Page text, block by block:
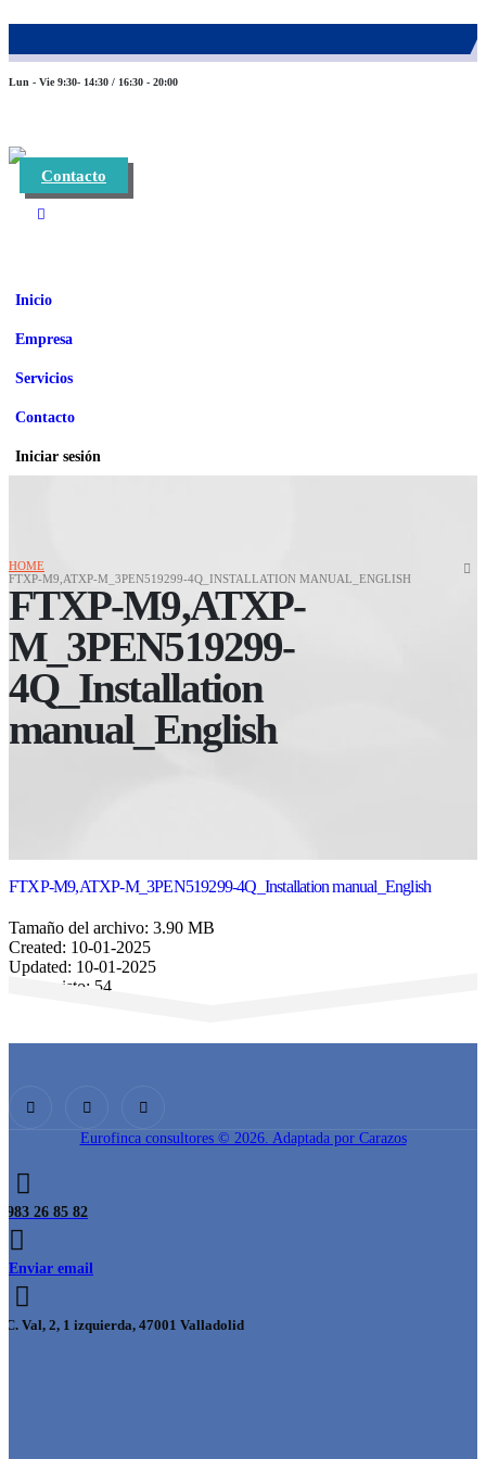
Lun - Vie 9:30- 14:30 / 16:30 - 20:00
Contacto
Inicio
Empresa
Servicios
Contacto
Iniciar sesión
HOME
FTXP-M9,ATXP-M_3PEN519299-4Q_INSTALLATION MANUAL_ENGLISH
FTXP-M9,ATXP-
M_3PEN519299-
4Q_Installation
manual_English
FTXP-M9,ATXP-M_3PEN519299-4Q_Installation manual_English
Tamaño del archivo: 3.90 MB
Created: 10-01-2025
Updated: 10-01-2025
Veces visto: 54
Eurofinca consultores © 2026. Adaptada por Carazos
983 26 85 82
Enviar email
C. Val, 2, 1 izquierda, 47001 Valladolid